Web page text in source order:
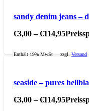
sandy denim jeans –
€3,00 –€114,95
Enthält 19% MwSt zzgl.Versand
seaside – pures
€3,00 –€114,95